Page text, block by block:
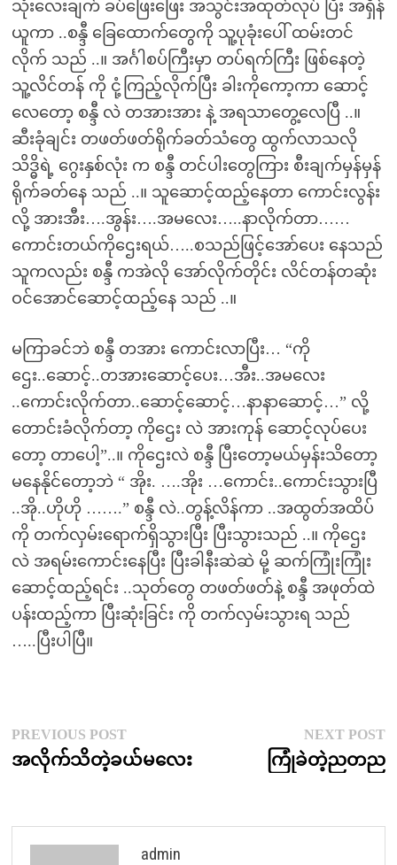
သုံးလေးချက် ခပ်ဖြေးဖြေး အသွင်းအထုတ်လုပ် ပြီး အရှီန်
ယူကာ ..စန္ဒီ ခြေထောက်တွေကို သူ့ပုခုံးပေါ် ထမ်းတင်
လိုက် သည် ..။ အင်္ဂါစပ်ကြီးမှာ တပ်ရက်ကြီး ဖြစ်နေတဲ့
သူ့လိင်တန် ကို ငုံ့ကြည့်လိုက်ပြီး ခါးကိုကော့ကာ ဆောင့်
လေတော့ စန္ဒီ လဲ တအားအား နဲ့ အရသာတွေ့လေပြီ ..။
ဆီးခုံချင်း တဖတ်ဖတ်ရိုက်ခတ်သံတွေ ထွက်လာသလို
သိဒ္ဓိရဲ့ ဂွေးနှစ်လုံး က စန္ဒီ တင်ပါးတွေကြား စီးချက်မှန်မှန်
ရိုက်ခတ်နေ သည် ..။ သူဆောင့်ထည့်နေတာ ကောင်းလွန်း
လို့ အားအီး….အွန်း….အမလေး…..နာလိုက်တာ……
ကောင်းတယ်ကိုဌေးရယ်…..စသည်ဖြင့်အော်ပေး နေသည်
သူကလည်း စန္ဒီ ကအဲလို အော်လိုက်တိုင်း လိင်တန်တဆုံး
ဝင်အောင်ဆောင့်ထည့်နေ သည် ..။
မကြာခင်ဘဲ စန္ဒီ တအား ကောင်းလာပြီး… “ကို
ဌေး..ဆောင့်..တအားဆောင့်ပေး…အီး..အမလေး
..ကောင်းလိုက်တာ..ဆောင့်ဆောင့်…နာနာဆောင့်…” လို့
တောင်းခံလိုက်တာ့ ကိုဌေး လဲ အားကုန် ဆောင့်လုပ်ပေး
တော့ တာပေါ့”..။ ကိုဌေးလဲ စန္ဒီ ပြီးတော့မယ်မှန်းသိတော့
မနေနိုင်တော့ဘဲ “ အိုး. ….အိုး …ကောင်း..ကောင်းသွားပြီ
..အို..ဟိုဟို …….” စန္ဒီ လဲ..တွန့်လိန်ကာ ..အထွတ်အထိပ်
ကို တက်လှမ်းရောက်ရှိသွားပြီး ပြီးသွားသည် ..။ ကိုဌေး
လဲ အရမ်းကောင်းနေပြီး ပြီးခါနီးဆဲဆဲ မို့ ဆက်ကြုံးကြုံး
ဆောင့်ထည့်ရင်း ..သုတ်တွေ တဖတ်ဖတ်နဲ့ စန္ဒီ အဖုတ်ထဲ
ပန်းထည့်ကာ ပြီးဆုံးခြင်း ကို တက်လှမ်းသွားရ သည်
…..ပြီးပါပြီ။
Post
navigation
PREVIOUS POSTPrevious
post:
အလိုက်သိတဲ့ခယ်မလေး
NEXT POST
ကြုံခဲတဲ့ညတည
admin